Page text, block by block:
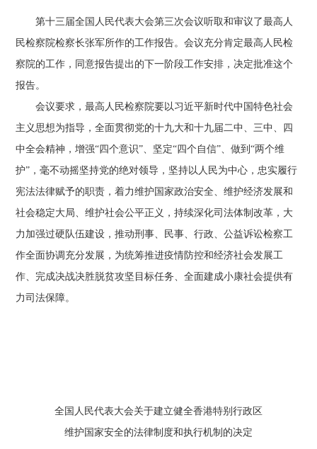
第十三届全国人民代表大会第三次会议听取和审议了最高人
民检察院检察长张军所作的工作报告。会议充分肯定最高人民检
察院的工作，同意报告提出的下一阶段工作安排，决定批准这个
报告。
会议要求，最高人民检察院要以习近平新时代中国特色社会
主义思想为指导，全面贯彻党的十九大和十九届二中、三中、四
中全会精神，增强“四个意识”、坚定“四个自信”、做到“两个维
护”，毫不动摇坚持党的绝对领导，坚持以人民为中心，忠实履行
宪法法律赋予的职责，着力维护国家政治安全、维护经济发展和
社会稳定大局、维护社会公平正义，持续深化司法体制改革，大
力加强过硬队伍建设，推动刑事、民事、行政、公益诉讼检察工
作全面协调充分发展，为统筹推进疫情防控和经济社会发展工
作、完成决战决胜脱贫攻坚目标任务、全面建成小康社会提供有
力司法保障。
全国人民代表大会关于建立健全香港特别行政区
维护国家安全的法律制度和执行机制的决定